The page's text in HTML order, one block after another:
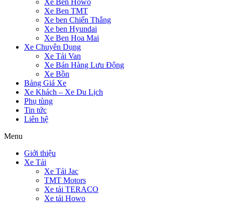
Xe Ben Howo
Xe Ben TMT
Xe ben Chiến Thắng
Xe ben Hyundai
Xe Ben Hoa Mai
Xe Chuyên Dụng
Xe Tải Van
Xe Bán Hàng Lưu Động
Xe Bồn
Bảng Giá Xe
Xe Khách – Xe Du Lịch
Phụ tùng
Tin tức
Liên hệ
Menu
Giới thiệu
Xe Tải
Xe Tải Jac
TMT Motors
Xe tải TERACO
Xe tải Howo